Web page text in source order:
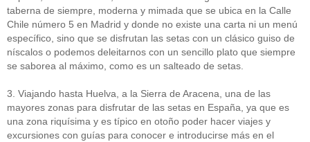
taberna de siempre, moderna y mimada que se ubica en la Calle
Chile número 5 en Madrid y donde no existe una carta ni un menú
específico, sino que se disfrutan las setas con un clásico guiso de
níscalos o podemos deleitarnos con un sencillo plato que siempre
se saborea al máximo, como es un salteado de setas.
3. Viajando hasta Huelva, a la Sierra de Aracena, una de las
mayores zonas para disfrutar de las setas en España, ya que es
una zona riquísima y es típico en otoño poder hacer viajes y
excursiones con guías para conocer e introducirse más en el